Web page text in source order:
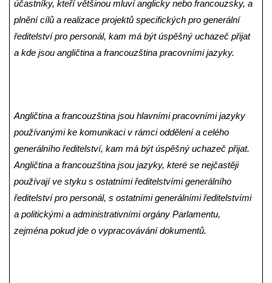
účastníky, kteří většinou mluví anglicky nebo francouzsky, a
plnění cílů a realizace projektů specifických pro generální
ředitelství pro personál, kam má být úspěšný uchazeč přijat
a kde jsou angličtina a francouzština pracovními jazyky.
Angličtina a francouzština jsou hlavními pracovními jazyky
používanými ke komunikaci v rámci oddělení a celého
generálního ředitelství, kam má být úspěšný uchazeč přijat.
Angličtina a francouzština jsou jazyky, které se nejčastěji
používají ve styku s ostatními ředitelstvími generálního
ředitelství pro personál, s ostatními generálními ředitelstvími
a politickými a administrativními orgány Parlamentu,
zejména pokud jde o vypracovávání dokumentů.